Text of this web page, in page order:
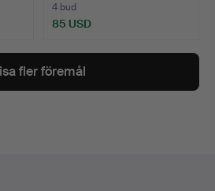
4 bud
85 USD
fler föremål